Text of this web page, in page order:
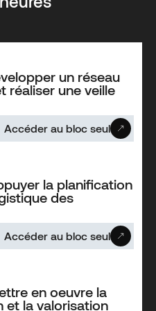
un réseau
réaliser une veille
Accéder au bloc seul
la planification
des
Accéder au bloc seul
en oeuvre la
et la valorisation